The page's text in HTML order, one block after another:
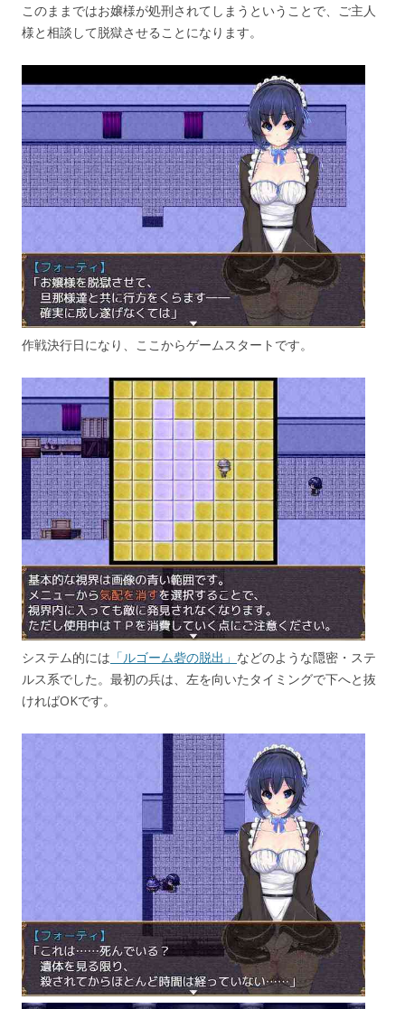
このままではお嬢様が処刑されてしまうということで、ご主人
様と相談して脱獄させることになります。
作戦決行日になり、ここからゲームスタートです。
システム的には 「ルゴーム砦の脱出」 などのような隠密・ステ
ルス系でした。最初の兵は、左を向いたタイミングで下へと抜
ければOKです。